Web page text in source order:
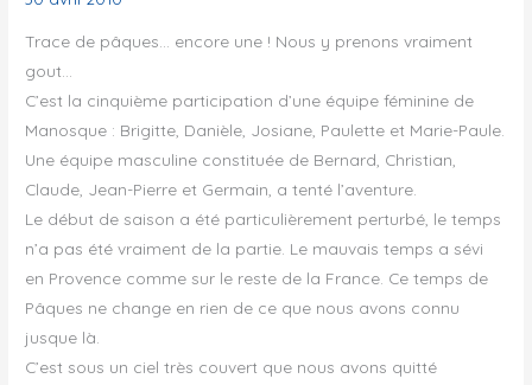
Trace de pâques… encore une ! Nous y prenons vraiment
gout…
C’est la cinquième participation d’une équipe féminine de
Manosque : Brigitte, Danièle, Josiane, Paulette et Marie-Paule.
Une équipe masculine constituée de Bernard, Christian,
Claude, Jean-Pierre et Germain, a tenté l’aventure.
Le début de saison a été particulièrement perturbé, le temps
n’a pas été vraiment de la partie. Le mauvais temps a sévi
en Provence comme sur le reste de la France. Ce temps de
Pâques ne change en rien de ce que nous avons connu
jusque là.
C’est sous un ciel très couvert que nous avons quitté